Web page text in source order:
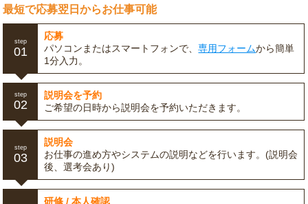
最短で応募翌日からお仕事可能
step
01
応募
パソコンまたはスマートフォンで、専用フォームから簡単
1分入力。
step
02
説明会を予約
ご希望の日時から説明会を予約いただきます。
step
03
説明会
お仕事の進め方やシステムの説明などを行います。(説明会
後、選考会あり)
研修 / 本人確認